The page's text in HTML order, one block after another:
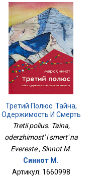
Третий Полюс. Тайна,
Одержимость И Смерть
На Эвересте
Tretii polius. Taina,
oderzhimost' i smert' na
Evereste , Sinnot M.
Синнот М.
Артикул: 1660998